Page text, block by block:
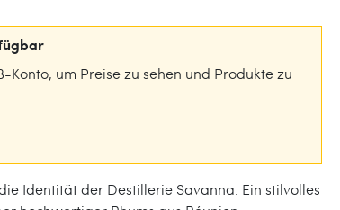
Konto, um Preise zu sehen und Produkte zu
Identität der Destillerie Savanna. Ein stilvolles